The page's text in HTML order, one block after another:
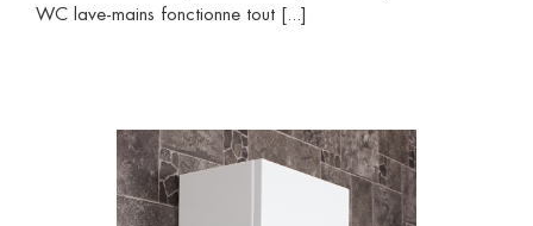
WC lave-mains fonctionne tout [...]